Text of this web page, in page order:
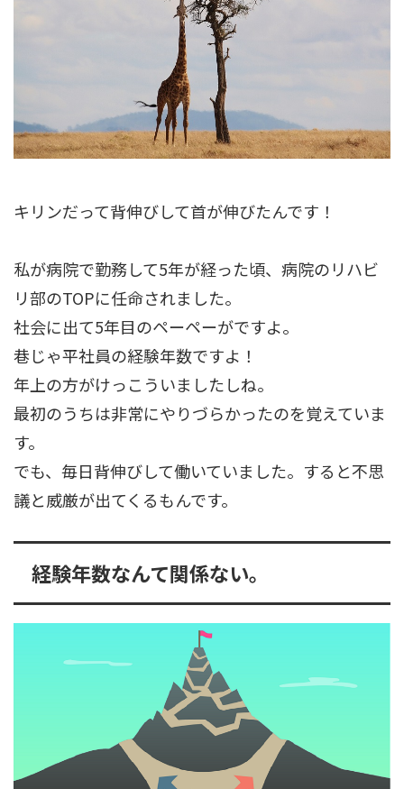
キリンだって背伸びして首が伸びたんです！
私が病院で勤務して5年が経った頃、病院のリハビ
リ部のTOPに任命されました。
社会に出て5年目のペーペーがですよ。
巷じゃ平社員の経験年数ですよ！
年上の方がけっこういましたしね。
最初のうちは非常にやりづらかったのを覚えていま
す。
でも、毎日背伸びして働いていました。すると不思
議と威厳が出てくるもんです。
経験年数なんて関係ない。